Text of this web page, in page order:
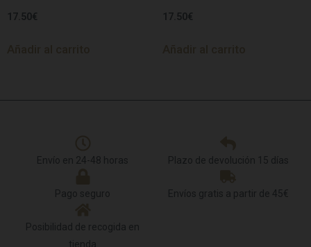
17.50€ 17.50€
Envío en 24-48 horas Plazo de devolución 15 días
Pago seguro Envíos gratis a partir de 45€
Posibilidad de recogida en
tienda